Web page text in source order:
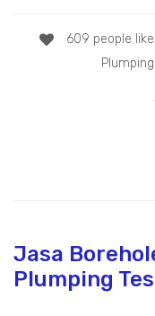
609 people
Jasa
Plumping